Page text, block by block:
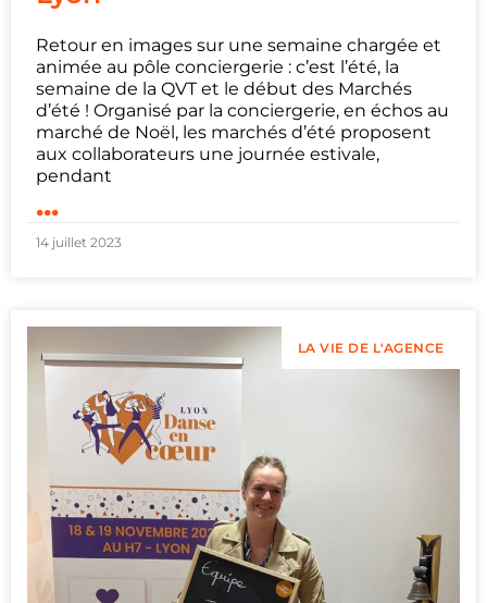
Retour en images sur une semaine chargée et
animée au pôle conciergerie : c’est l’été, la
semaine de la QVT et le début des Marchés
d’été ! Organisé par la conciergerie, en échos au
marché de Noël, les marchés d’été proposent
aux collaborateurs une journée estivale,
pendant
...
14 juillet 2023
LA VIE DE L'AGENCE